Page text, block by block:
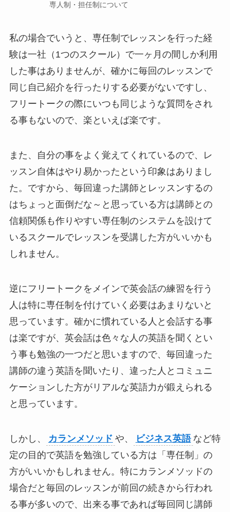
専人制・担任制について
私の場合でいうと、専任制でレッスンを行った経
験は一社（1つのスクール）で一ヶ月の間しか利用
した事はありませんが、確かに毎回のレッスンで
同じ自己紹介を行ったりする必要がないですし、
フリートークの際にいつも同じような質問をされ
る事もないので、楽といえば楽です。
また、自分の事をよく覚えてくれているので、レ
ッスン自体はやり易かったという印象はありまし
た。ですから、毎回違った講師とレッスンするの
はちょっと面倒だな～と思っている方は講師との
信頼関係も作りやすい専任制のシステムを設けて
いるスクールでレッスンを受講した方がいいかも
しれません。
逆にフリートークをメインで英会話の練習を行う
人は特に専任制を付けていく必要はあまりないと
思っています。確かに慣れている人と会話する事
は楽ですが、英会話は色々な人の英語を聞くとい
う事も勉強の一つだと思いますので、毎回違った
講師の違う英語を聞いたり、違った人とコミュニ
ケーションした方がリアルな英語力が鍛えられる
と思っています。
しかし、 カランメソッド や、 ビジネス英語 など特
定の目的で英語を勉強している方は「専任制」の
方がいいかもしれません。特にカランメソッドの
場合だと毎回のレッスンが前回の続きから行われ
る事が多いので、出来る事であれば毎回同じ講師